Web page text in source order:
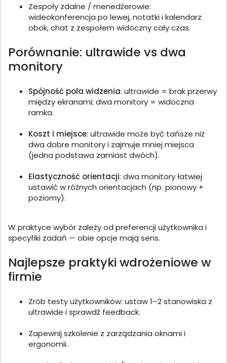
Zespoły zdalne / menedżerowie:
wideokonferencja po lewej, notatki i kalendarz
obok, chat z zespołem widoczny cały czas.
Porównanie: ultrawide vs dwa
monitory
Spójność pola widzenia: ultrawide = brak przerwy
między ekranami; dwa monitory = widoczna
ramka.
Koszt i miejsce: ultrawide może być tańsze niż
dwa dobre monitory i zajmuje mniej miejsca
(jedna podstawa zamiast dwóch).
Elastyczność orientacji: dwa monitory łatwiej
ustawić w różnych orientacjach (np. pionowy +
poziomy).
W praktyce wybór zależy od preferencji użytkownika i
specyfiki zadań — obie opcje mają sens.
Najlepsze praktyki wdrożeniowe w
firmie
Zrób testy użytkowników: ustaw 1–2 stanowiska z
ultrawide i sprawdź feedback.
Zapewnij szkolenie z zarządzania oknami i
ergonomii.